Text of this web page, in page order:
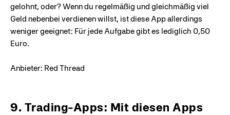
gelohnt, oder? Wenn du regelmäßig und gleichmäßig viel
Geld nebenbei verdienen willst, ist diese App allerdings
weniger geeignet: Für jede Aufgabe gibt es lediglich 0,50
Euro.
Anbieter: Red Thread
9. Trading-Apps: Mit diesen Apps